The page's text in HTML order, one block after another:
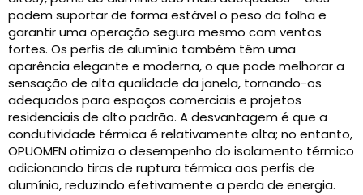
podem suportar de forma estável o peso da folha e
garantir uma operação segura mesmo com ventos
fortes. Os perfis de alumínio também têm uma
aparência elegante e moderna, o que pode melhorar a
sensação de alta qualidade da janela, tornando-os
adequados para espaços comerciais e projetos
residenciais de alto padrão. A desvantagem é que a
condutividade térmica é relativamente alta; no entanto,
OPUOMEN otimiza o desempenho do isolamento térmico
adicionando tiras de ruptura térmica aos perfis de
alumínio, reduzindo efetivamente a perda de energia.